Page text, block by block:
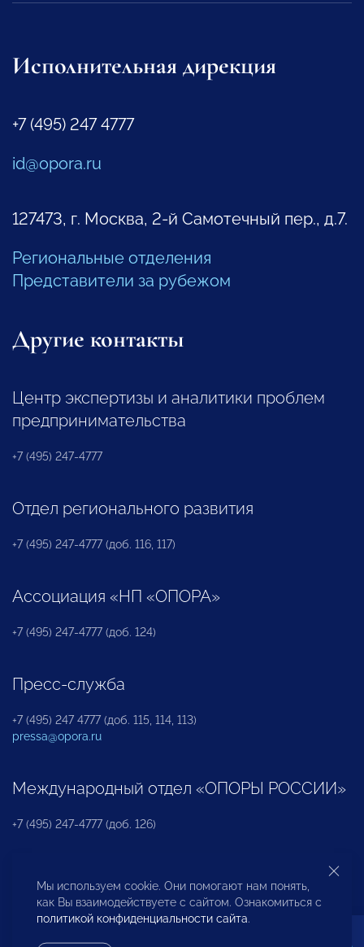
Исполнительная дирекция
+7 (495) 247 4777
id@opora.ru
127473, г. Москва, 2-й Самотечный пер., д.7.
Региональные отделения
Представители за рубежом
Другие контакты
Центр экспертизы и аналитики проблем
предпринимательства
+7 (495) 247-4777
Отдел регионального развития
+7 (495) 247-4777 (доб. 116, 117)
Ассоциация «НП «ОПОРА»
+7 (495) 247-4777 (доб. 124)
Пресс-служба
+7 (495) 247 4777 (доб. 115, 114, 113)
pressa@opora.ru
Международный отдел «ОПОРЫ РОССИИ»
+7 (495) 247-4777 (доб. 126)
Бюро по защите прав предпринимателей и
инвесторов
Мы используем cookie. Они помогают нам понять,
как Вы взаимодействуете с сайтом. Ознакомиться с
политикой конфиденциальности сайта.